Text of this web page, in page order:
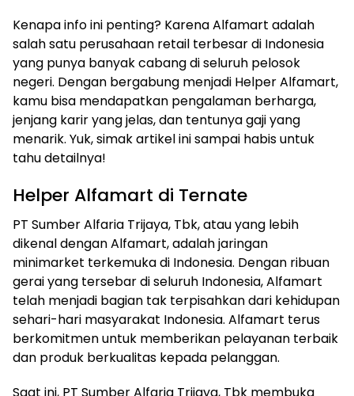
Kenapa info ini penting? Karena Alfamart adalah
salah satu perusahaan retail terbesar di Indonesia
yang punya banyak cabang di seluruh pelosok
negeri. Dengan bergabung menjadi Helper Alfamart,
kamu bisa mendapatkan pengalaman berharga,
jenjang karir yang jelas, dan tentunya gaji yang
menarik. Yuk, simak artikel ini sampai habis untuk
tahu detailnya!
Helper Alfamart di Ternate
PT Sumber Alfaria Trijaya, Tbk, atau yang lebih
dikenal dengan Alfamart, adalah jaringan
minimarket terkemuka di Indonesia. Dengan ribuan
gerai yang tersebar di seluruh Indonesia, Alfamart
telah menjadi bagian tak terpisahkan dari kehidupan
sehari-hari masyarakat Indonesia. Alfamart terus
berkomitmen untuk memberikan pelayanan terbaik
dan produk berkualitas kepada pelanggan.